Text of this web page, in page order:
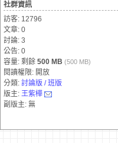
社群資訊
訪客: 12796
文章: 0
討論: 3
公告: 0
容量: 剩餘 500 MB (500 MB)
閱讀權限: 開放
分類: 討論版 / 班版
版主: 王紫樺
副版主: 無